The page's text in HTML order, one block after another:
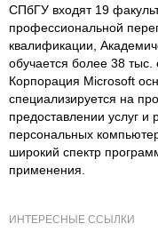
СПбГУ входят 19
профессиональной
квалификации,
обучается более 38 тыс.
Корпорация Microsoft
специализируется на
предоставлении услуг и
персональных
широкий спектр
применения.
ИНТЕРЕСНЫЕ ССЫЛКИ